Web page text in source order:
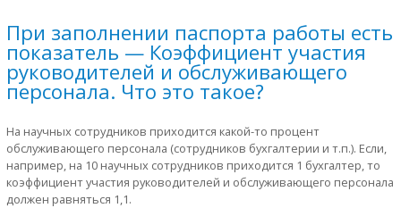
При заполнении паспорта работы есть
показатель — Коэффициент участия
руководителей и обслуживающего
персонала. Что это такое?
На научных сотрудников приходится какой-то процент
обслуживающего персонала (сотрудников бухгалтерии и т.п.). Если,
например, на 10 научных сотрудников приходится 1 бухгалтер, то
коэффициент участия руководителей и обслуживающего персонала
должен равняться 1,1.